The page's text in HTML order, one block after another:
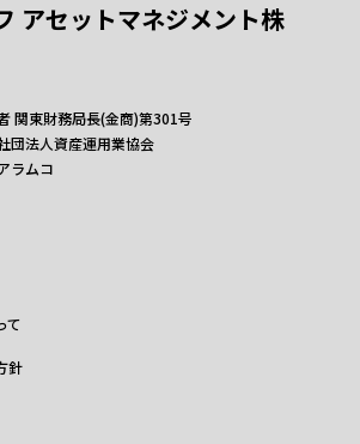
アセットマネジメント株
関東財務局長(金商)第301号
団法人資産運用業協会
ラムコ
て
針